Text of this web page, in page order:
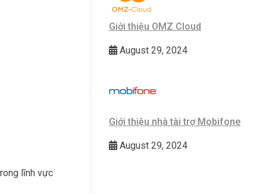
lĩnh vực
Giới thiệu OMZ Cloud
August 29, 2024
Giới thiệu nhà tài trợ Mobifone
August 29, 2024